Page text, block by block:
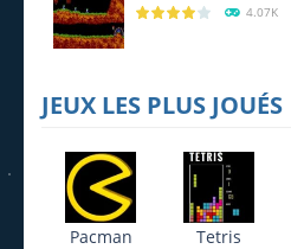
4.07K
JEUX LES PLUS JOUÉS
Pacman Tetris